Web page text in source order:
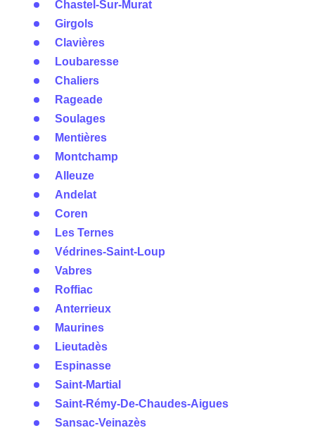
Chastel-Sur-Murat
Girgols
Clavières
Loubaresse
Chaliers
Rageade
Soulages
Mentières
Montchamp
Alleuze
Andelat
Coren
Les Ternes
Védrines-Saint-Loup
Vabres
Roffiac
Anterrieux
Maurines
Lieutadès
Espinasse
Saint-Martial
Saint-Rémy-De-Chaudes-Aigues
Sansac-Veinazès